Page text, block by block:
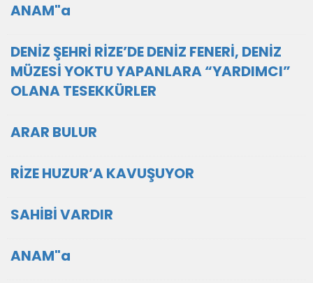
ANAM"a
DENİZ ŞEHRİ RİZE’DE DENİZ FENERİ, DENİZ
MÜZESİ YOKTU YAPANLARA “YARDIMCI”
OLANA TESEKKÜRLER
ARAR BULUR
RİZE HUZUR’A KAVUŞUYOR
SAHİBİ VARDIR
ANAM"a